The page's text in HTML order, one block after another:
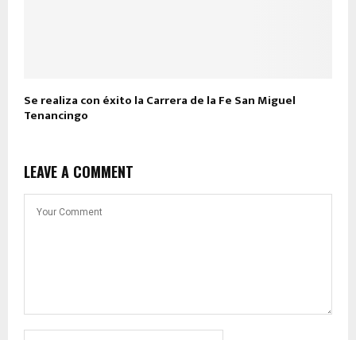
Se realiza con éxito la Carrera de la Fe San Miguel
Tenancingo
LEAVE A COMMENT